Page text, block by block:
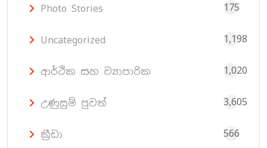
Photo Stories 175
Uncategorized 1,198
ආර්ථික සහ ව්‍යාපාරික 1,020
උණුසුම් පුවත් 3,605
ක්‍රීඩා 566